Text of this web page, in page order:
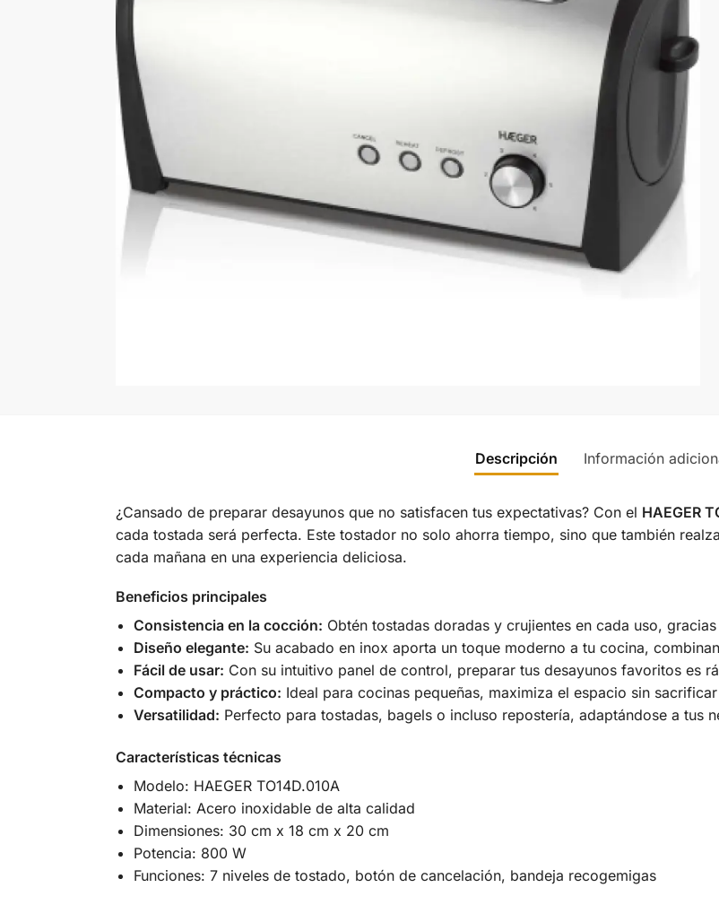
Descripción Información
¿Cansado de preparar desayunos que no satisfacen tus expectativas? Con el HAEGER
cada tostada será perfecta. Este tostador no solo ahorra tiempo, sino que también
cada mañana en una experiencia deliciosa.
Beneficios principales
Consistencia en la cocción: Obtén tostadas doradas y crujientes en cada uso,
Diseño elegante: Su acabado en inox aporta un toque moderno a tu cocina,
Fácil de usar: Con su intuitivo panel de control, preparar tus desayunos favoritos es
Compacto y práctico: Ideal para cocinas pequeñas, maximiza el espacio sin
Versatilidad: Perfecto para tostadas, bagels o incluso repostería, adaptándose a tus
Características técnicas
Modelo: HAEGER TO14D.010A
Material: Acero inoxidable de alta calidad
Dimensiones: 30 cm x 18 cm x 20 cm
Potencia: 800 W
Funciones: 7 niveles de tostado, botón de cancelación, bandeja recogemigas